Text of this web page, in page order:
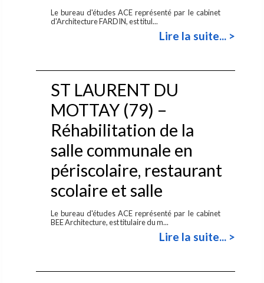
Le bureau d'études ACE représenté par le cabinet
d'Architecture FARDIN, est titul...
Lire la suite... >
ST LAURENT DU
MOTTAY (79) –
Réhabilitation de la
salle communale en
périscolaire, restaurant
scolaire et salle
Le bureau d'études ACE représenté par le cabinet
BEE Architecture, est titulaire du m...
Lire la suite... >